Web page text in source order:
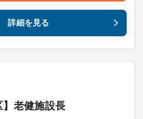
詳細を見る
】老健施設長